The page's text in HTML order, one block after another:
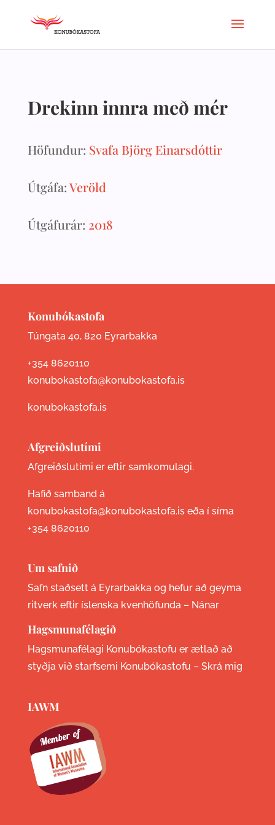
Drekinn innra með mér
Höfundur: Svafa Björg Einarsdóttir
Útgáfa:Veröld
Útgáfurár: 2018
Konubókastofa
Túngata 40, 820 Eyrarbakka
+354 8620110
konubokastofa@konubokastofa.is
konubokastofa.is
Afgreiðslutími
Afgreiðslutími er eftir samkomulagi.
Hafið samband á
konubokastofa@konubokastofa.is eða í síma
+354 8620110
Um safnið
Safn staðsett á Eyrarbakka og hefur að geyma
ritverk eftir íslenska kvenhöfunda – Nánar
Hagsmunafélagið
Hagsmunafélagi Konubókastofu er ætlað að
styðja við starfsemi Konubókastofu – Skrá mig
IAWM